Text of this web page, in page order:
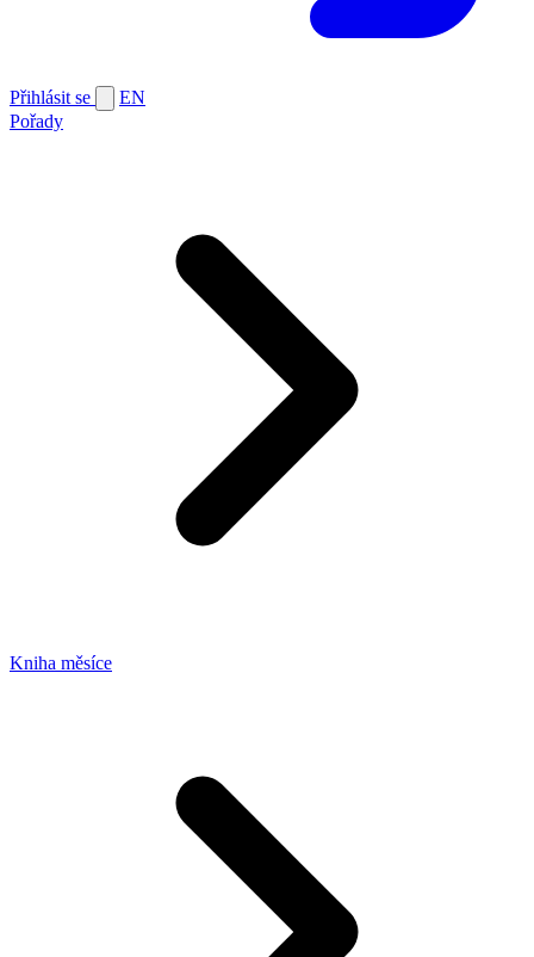
Přihlásit se
EN
Pořady
Kniha měsíce